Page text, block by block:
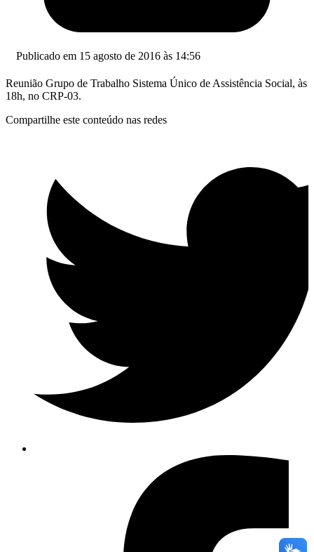
Publicado em 15 agosto de 2016 às 14:56
Reunião Grupo de Trabalho Sistema Único de Assistência Social, às
18h, no CRP-03.
Compartilhe este conteúdo nas redes